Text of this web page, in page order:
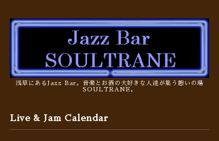
浅草にあるJazz Bar。音楽とお酒の大好きな人達が集う憩いの場
SOULTRANE。
Live & Jam Calendar